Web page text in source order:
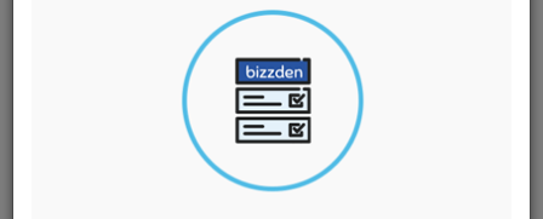
1 sonuç bulundu.
Sincan'da Klima Santrali
sunan firmalar
aşağıda listelenmektedir.Klima Santrali
için listeden seçim yapıp ya da "İlk 5 Firmadan Teklif İste"
kısmından toplu olarak teklif talebinizi firmalara
aktarabilirsiniz.